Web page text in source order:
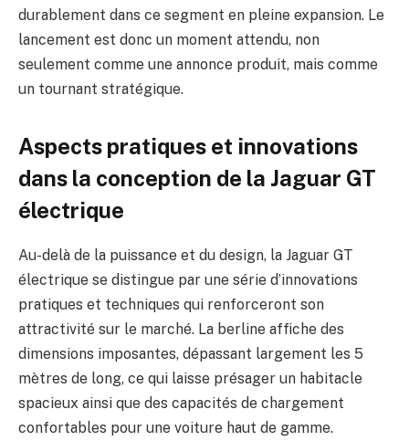
durablement dans ce segment en pleine expansion. Le
lancement est donc un moment attendu, non
seulement comme une annonce produit, mais comme
un tournant stratégique.
Aspects pratiques et innovations
dans la conception de la Jaguar GT
électrique
Au-delà de la puissance et du design, la Jaguar GT
électrique se distingue par une série d’innovations
pratiques et techniques qui renforceront son
attractivité sur le marché. La berline affiche des
dimensions imposantes, dépassant largement les 5
mètres de long, ce qui laisse présager un habitacle
spacieux ainsi que des capacités de chargement
confortables pour une voiture haut de gamme.